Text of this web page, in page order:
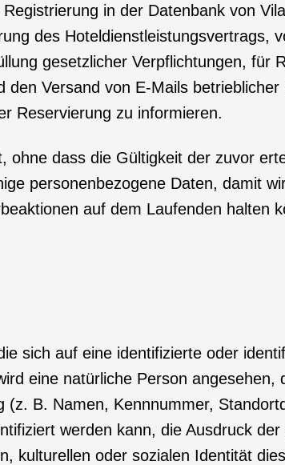
in der Datenbank von
des Hoteldienstleistungsvertrags,
gesetzlicher Verpflichtungen, für
Versand von E-Mails
Reservierung zu informieren.
dass die Gültigkeit der zuvor
personenbezogene Daten, damit
auf dem Laufenden halten
sich auf eine identifizierte oder
eine natürliche Person angesehen,
B. Namen, Kennnummer,
werden kann, die Ausdruck der
kulturellen oder sozialen Identität